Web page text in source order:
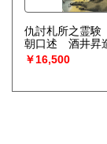
仇討札所之霊験
朝口述 酒井昇
￥16,500